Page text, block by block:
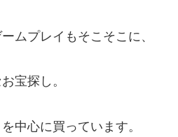
ムプレイもそこそこに、
宝探し。
中心に買っています。